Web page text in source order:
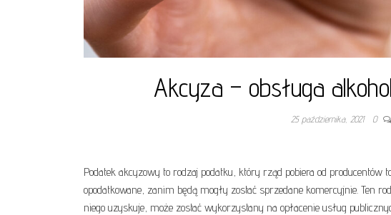
Akcyza – obsługa
25 października, 2021 0
Podatek akcyzowy to rodzaj podatku, który rząd pobiera od
opodatkowane, zanim będą mogły zostać sprzedane komercyjnie. Ten
niego uzyskuje, może zostać wykorzystany na opłacenie usług